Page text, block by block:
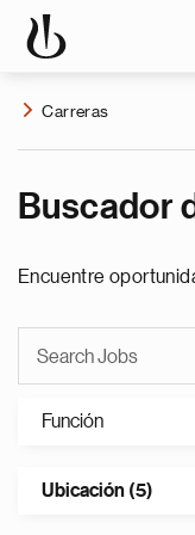
Carreras
Buscador
Encuentre
Función
Ubicación (5)